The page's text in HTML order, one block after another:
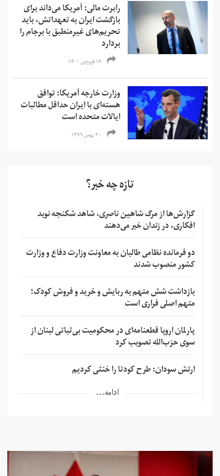
رابرت مالی: آمریکا می‌داند برای
بازگشت ایران به تعهداتش، باید
تحریم‌های غیرمنطبق با برجام را
بردارد
۱۴ فروردین ۱۴۰۰
وزارت خارجه آمریکا: توافق
هسته‌ای با ایران حداقل مطالبات
ایالات متحده است
۳۰ بهمن ۱۳۹۹
تازه چه خبر؟
گزارش‌ها از مرگ شاهین ناصری، شاهد شکنجه نوید
افکاری، در زندان خبر می‌دهند
دو فرمانده نظامی طالبان به معاونت وزارت دفاع و وزارت
کشور منصوب شدند
بازداشت شش متهم به ربایش و خرید و فروش کودک؛
متهم اصلی فراری است
پارلمان اروپا قطعنامه‌ای در محکومیت بی‌ثباتی لبنان از
سوی حزب‌الله تصویب کرد
ارتش سودان: طرح کودتا را خنثی کردیم
ادامه...